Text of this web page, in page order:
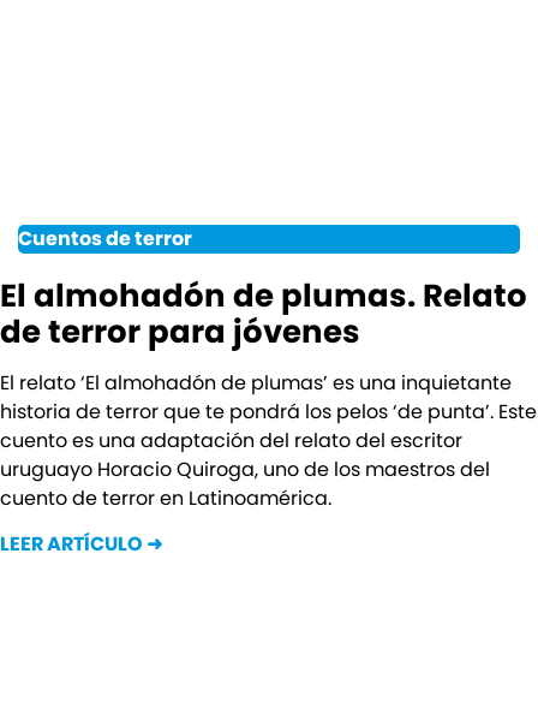
Cuentos de terror
El almohadón de plumas. Relato
de terror para jóvenes
El relato ‘El almohadón de plumas’ es una inquietante
historia de terror que te pondrá los pelos ‘de punta’. Este
cuento es una adaptación del relato del escritor
uruguayo Horacio Quiroga, uno de los maestros del
cuento de terror en Latinoamérica.
LEER ARTÍCULO ➜